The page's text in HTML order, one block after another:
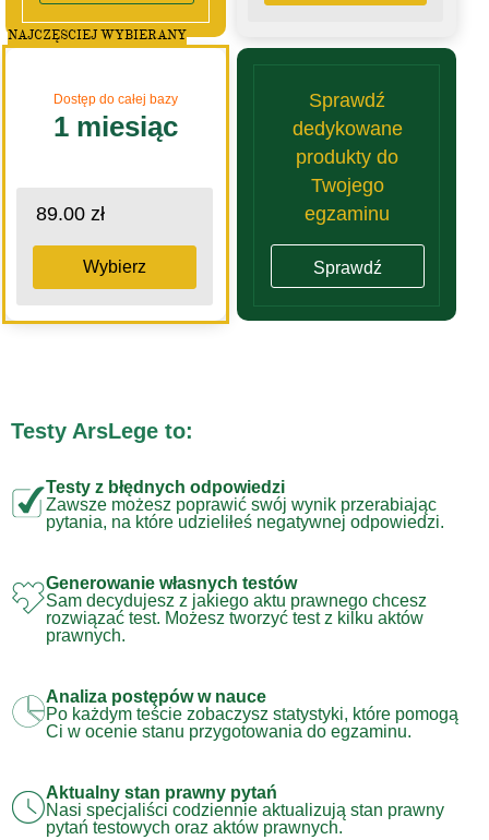
Dostęp do całej bazy
1 miesiąc
89.00 zł
Wybierz
NAJCZĘSCIEJ WYBIERANY
Sprawdź
dedykowane
produkty do
Twojego
egzaminu
Sprawdź
Testy ArsLege to:
Testy z błędnych odpowiedzi
Zawsze możesz poprawić swój wynik przerabiając
pytania, na które udzieliłeś negatywnej odpowiedzi.
Generowanie własnych testów
Sam decydujesz z jakiego aktu prawnego chcesz
rozwiązać test. Możesz tworzyć test z kilku aktów
prawnych.
Analiza postępów w nauce
Po każdym teście zobaczysz statystyki, które pomogą
Ci w ocenie stanu przygotowania do egzaminu.
Aktualny stan prawny pytań
Nasi specjaliści codziennie aktualizują stan prawny
pytań testowych oraz aktów prawnych.